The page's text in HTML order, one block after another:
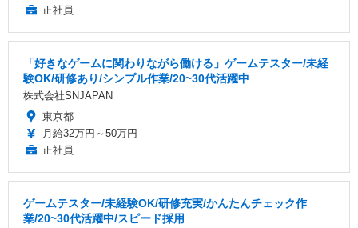
正社員
「好きなゲームに関わりながら働ける」ゲームテスター/未経
験OK/研修あり/シンプル作業/20~30代活躍中
株式会社SNJAPAN
東京都
月給32万円～50万円
正社員
ゲームテスター/未経験OK/研修充実/かんたんチェック作
業/20~30代活躍中/スピード採用